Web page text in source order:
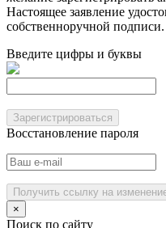
Настоящее заявление
собственноручной подписи.
Введите цифры и буквы
Зарегистрироваться
Восстановление пароля
Получить ссылку на
×
Поиск по сайту